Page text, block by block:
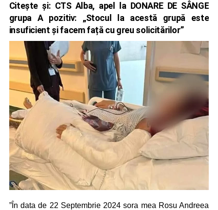
Citește și: CTS Alba, apel la DONARE DE SÂNGE
grupa A pozitiv: „Stocul la acestă grupă este
insuficient și facem față cu greu solicitărilor”
”În data de 22 Septembrie 2024 sora mea Rosu Andreea